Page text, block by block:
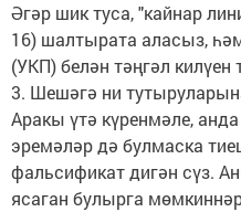
Әгәр шик туса, "кайнар
16) шалтырата аласыз,
(УКП) белән тәңгәл килүен
3. Шешәгә ни
Аракы үтә күренмәле,
эремәләр дә булмаска
фальсификат дигән сүз.
ясаган булырга